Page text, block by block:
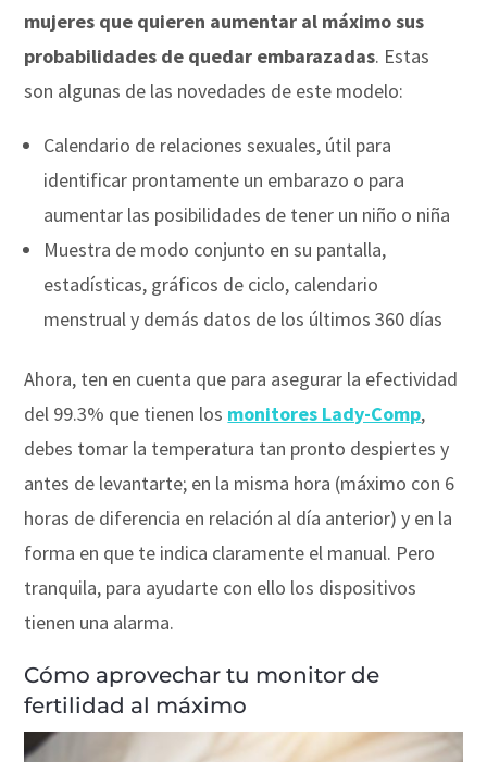
mujeres que quieren aumentar al máximo sus
probabilidades de quedar embarazadas. Estas
son algunas de las novedades de este modelo:
Calendario de relaciones sexuales, útil para
identificar prontamente un embarazo o para
aumentar las posibilidades de tener un niño o niña
Muestra de modo conjunto en su pantalla,
estadísticas, gráficos de ciclo, calendario
menstrual y demás datos de los últimos 360 días
Ahora, ten en cuenta que para asegurar la efectividad
del 99.3% que tienen los monitores Lady-Comp,
debes tomar la temperatura tan pronto despiertes y
antes de levantarte; en la misma hora (máximo con 6
horas de diferencia en relación al día anterior) y en la
forma en que te indica claramente el manual. Pero
tranquila, para ayudarte con ello los dispositivos
tienen una alarma.
Cómo aprovechar tu monitor de
fertilidad al máximo